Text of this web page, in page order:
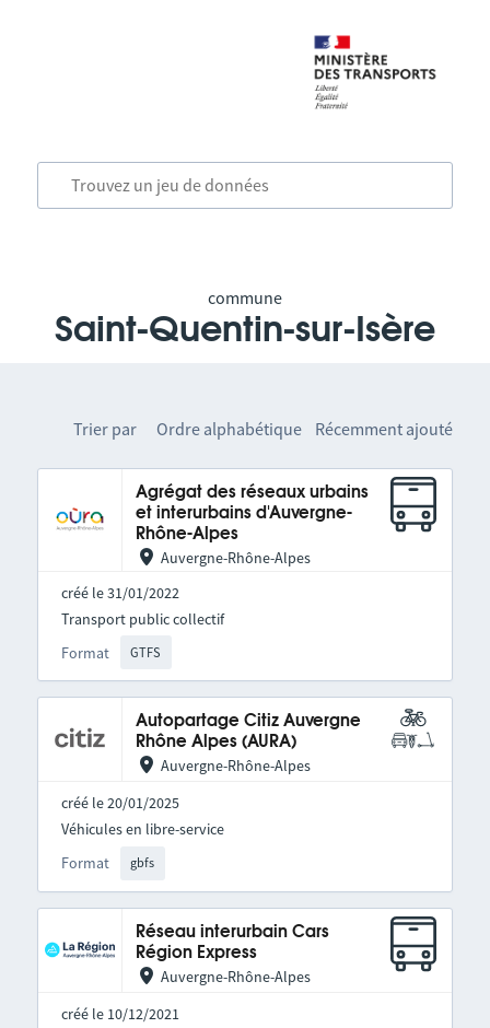
commune
Saint-Quentin-sur-Isère
Trier par Ordre alphabétique Récemment ajouté
Agrégat des réseaux urbains
et interurbains d'Auvergne-
Rhône-Alpes
Auvergne-Rhône-Alpes
créé le 31/01/2022
Format GTFS
Transport public collectif
Autopartage Citiz Auvergne
Rhône Alpes (AURA)
Auvergne-Rhône-Alpes
créé le 20/01/2025
Format gbfs
Véhicules en libre-service
Réseau interurbain Cars
Région Express
Auvergne-Rhône-Alpes
créé le 10/12/2021